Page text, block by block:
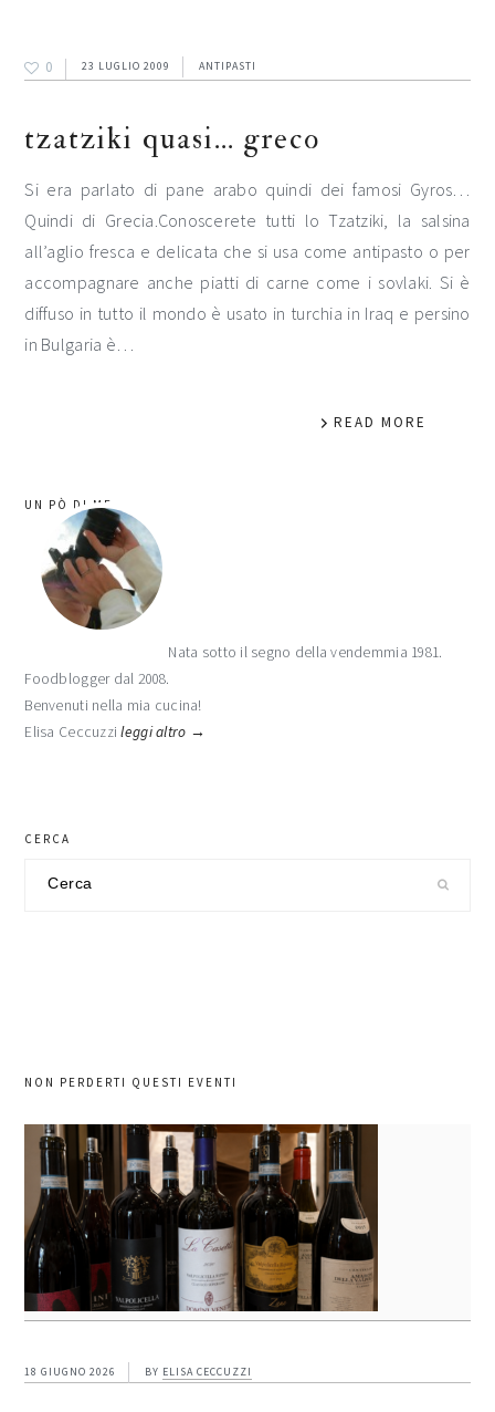
0 23 LUGLIO 2009 ANTIPASTI
tzatziki quasi… greco
Si era parlato di pane arabo quindi dei famosi Gyros…
Quindi di Grecia.Conoscerete tutti lo Tzatziki, la salsina
all’aglio fresca e delicata che si usa come antipasto o per
accompagnare anche piatti di carne come i sovlaki. Si è
diffuso in tutto il mondo è usato in turchia in Iraq e persino
in Bulgaria è…
READ MORE
barra
laterale
primaria
UN PÒ DI ME
Nata sotto il segno della vendemmia 1981.
Foodblogger dal 2008.
Benvenuti nella mia cucina!
Elisa Ceccuzzileggi altro →
CERCA
NON PERDERTI QUESTI EVENTI
18 GIUGNO 2026 BY ELISA CECCUZZI